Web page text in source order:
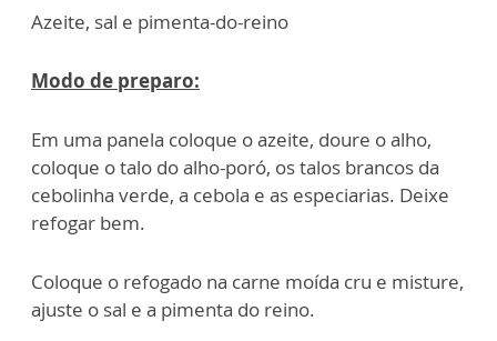
Azeite, sal e pimenta-do-reino
Modo de preparo:
Em uma panela coloque o azeite, doure o alho,
coloque o talo do alho-poró, os talos brancos da
cebolinha verde, a cebola e as especiarias. Deixe
refogar bem.
Coloque o refogado na carne moída cru e misture,
ajuste o sal e a pimenta do reino.